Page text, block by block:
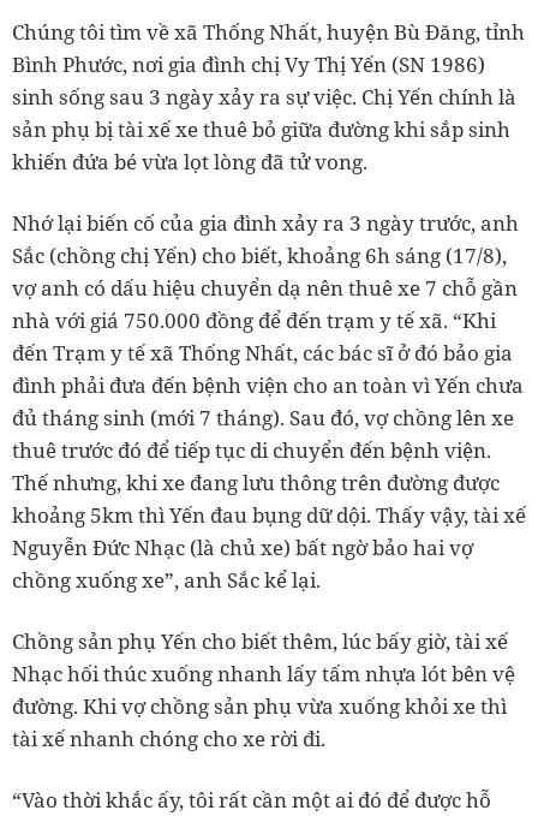
Chúng tôi tìm về xã Thống Nhất, huyện Bù Đăng, tỉnh
Bình Phước, nơi gia đình chị Vy Thị Yến (SN 1986)
sinh sống sau 3 ngày xảy ra sự việc. Chị Yến chính là
sản phụ bị tài xế xe thuê bỏ giữa đường khi sắp sinh
khiến đứa bé vừa lọt lòng đã tử vong.
Nhớ lại biến cố của gia đình xảy ra 3 ngày trước, anh
Sắc (chồng chị Yến) cho biết, khoảng 6h sáng (17/8),
vợ anh có dấu hiệu chuyển dạ nên thuê xe 7 chỗ gần
nhà với giá 750.000 đồng để đến trạm y tế xã. “Khi
đến Trạm y tế xã Thống Nhất, các bác sĩ ở đó bảo gia
đình phải đưa đến bệnh viện cho an toàn vì Yến chưa
đủ tháng sinh (mới 7 tháng). Sau đó, vợ chồng lên xe
thuê trước đó để tiếp tục di chuyển đến bệnh viện.
Thế nhưng, khi xe đang lưu thông trên đường được
khoảng 5km thì Yến đau bụng dữ dội. Thấy vậy, tài xế
Nguyễn Đức Nhạc (là chủ xe) bất ngờ bảo hai vợ
chồng xuống xe”, anh Sắc kể lại.
Chồng sản phụ Yến cho biết thêm, lúc bấy giờ, tài xế
Nhạc hối thúc xuống nhanh lấy tấm nhựa lót bên vệ
đường. Khi vợ chồng sản phụ vừa xuống khỏi xe thì
tài xế nhanh chóng cho xe rời đi.
“Vào thời khắc ấy, tôi rất cần một ai đó để được hỗ